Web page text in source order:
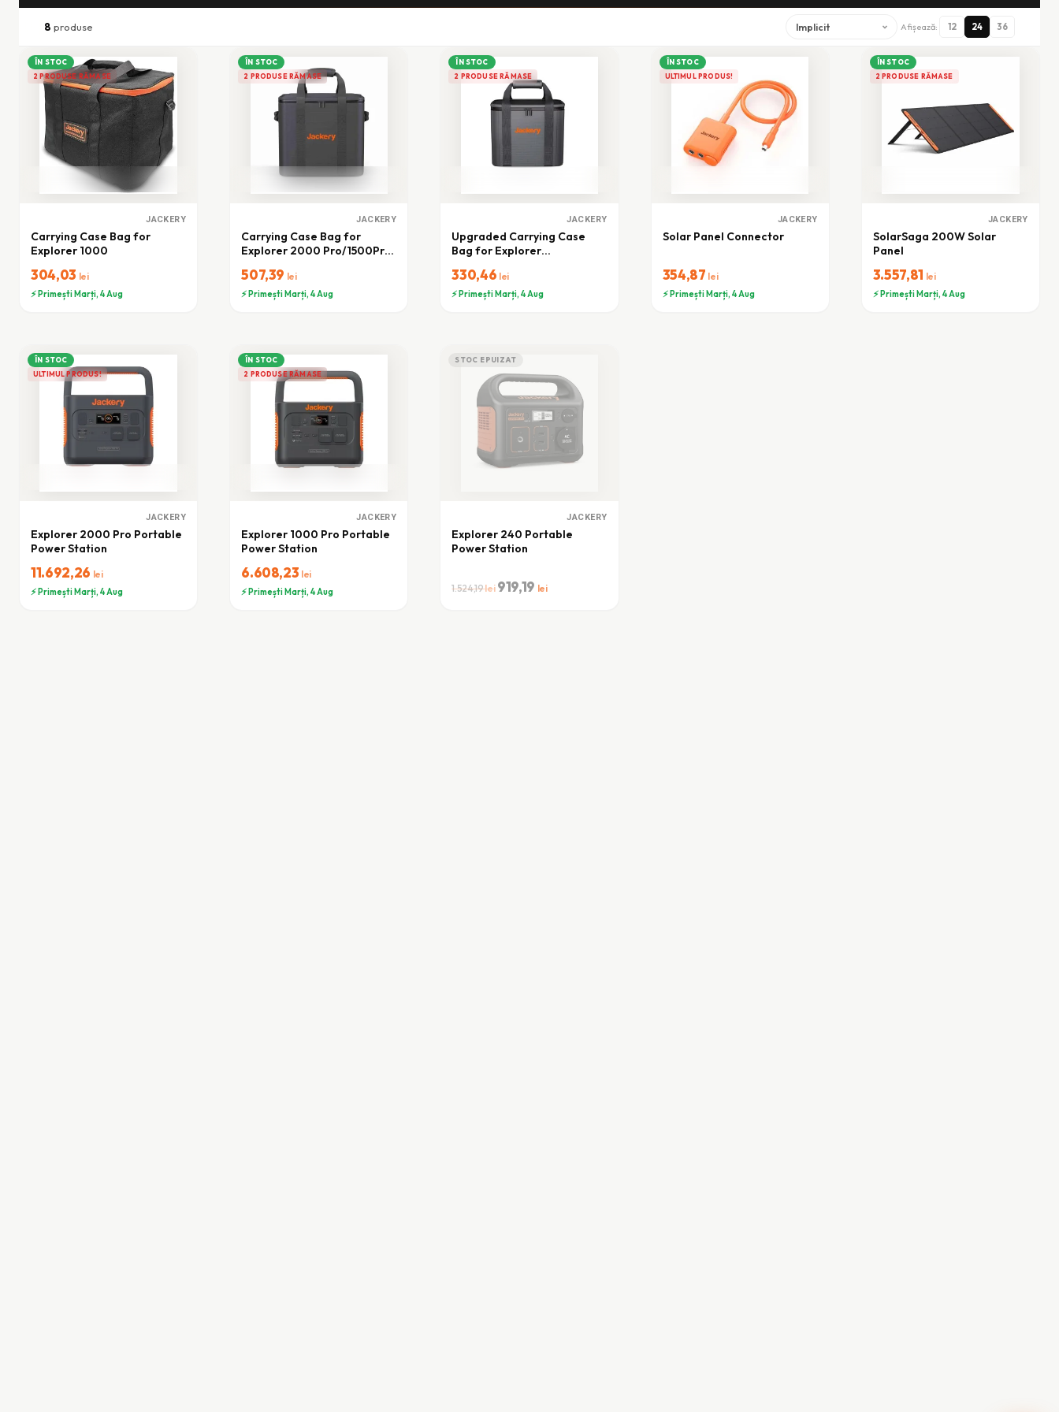
8 produse Afișează: 12 24 36
ÎN STOC
2 PRODUSE RĂMASE
JACKERY
Carrying Case Bag for
Explorer 1000
304,03 lei
⚡ Primești Marți, 4 Aug
ÎN STOC
2 PRODUSE RĂMASE
JACKERY
Carrying Case Bag for
Explorer 2000 Pro/1500Pro
507,39 lei
⚡ Primești Marți, 4 Aug
ÎN STOC
2 PRODUSE RĂMASE
JACKERY
Upgraded Carrying Case
Bag for Explorer
330,46 lei
⚡ Primești Marți, 4 Aug
ÎN STOC
ULTIMUL PRODUS!
JACKERY
Solar Panel Connector
354,87 lei
⚡ Primești Marți, 4 Aug
ÎN STOC
2 PRODUSE RĂMASE
JACKERY
SolarSaga 200W Solar
Panel
3.557,81 lei
⚡ Primești Marți, 4 Aug
ÎN STOC
ULTIMUL PRODUS!
JACKERY
Explorer 2000 Pro Portable
Power Station
11.692,26 lei
⚡ Primești Marți, 4 Aug
ÎN STOC
2 PRODUSE RĂMASE
JACKERY
Explorer 1000 Pro Portable
Power Station
6.608,23 lei
⚡ Primești Marți, 4 Aug
STOC EPUIZAT
JACKERY
Explorer 240 Portable
Power Station
1.524,19lei Prețul
919,19 leiPrețul